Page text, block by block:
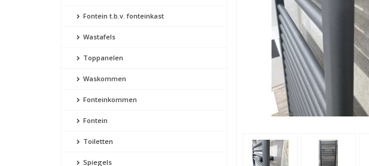
Fontein t.b.v. fonteinkast
Wastafels
Toppanelen
Waskommen
Fonteinkommen
Fontein
Toiletten
Spiegels